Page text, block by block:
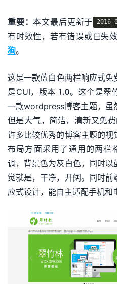
重要：本文最后更新于
有时效性，若有错误或已失
狗。
这是一款蓝白色两栏响应式免
是CUI，版本 1.0。这个是翠
一款wordpress博客主题，虽
但是大气，简洁，清新又免
许多比较优秀的博客主题的
布局方面采用了通用的两栏
调，背景色为灰白色，同时
觉就是，干净，开阔。同时
应式设计，能自主适配手机和